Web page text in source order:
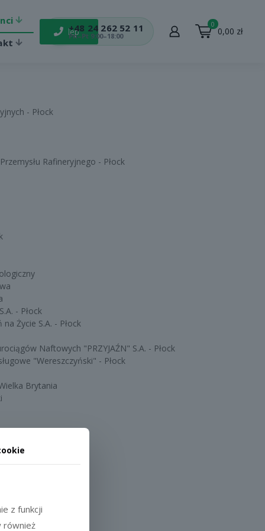
Sklep+48 24 262 52 11
Pn–Pt 9:00–18:00
0
0,00 zł
- Płock
Rafineryjnego - Płock
- Płock
Życie S.A. - Płock
Naftowych "PRZYJAŹN" S.A. - Płock
"Wereszczyński" - Płock
Brytania
z funkcji
również